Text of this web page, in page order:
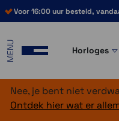
Voor 16:00 uur besteld,
MENU Horloges
Nee, je bent niet
Ontdek hier wat er